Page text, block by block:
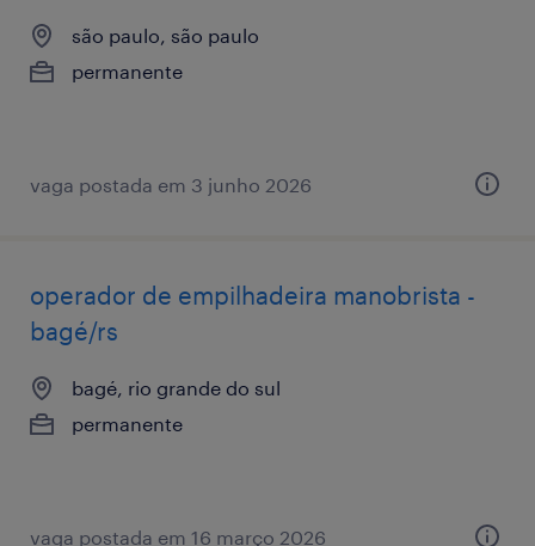
são paulo, são paulo
permanente
vaga postada em 3 junho 2026
operador de empilhadeira manobrista -
bagé/rs
bagé, rio grande do sul
permanente
vaga postada em 16 março 2026